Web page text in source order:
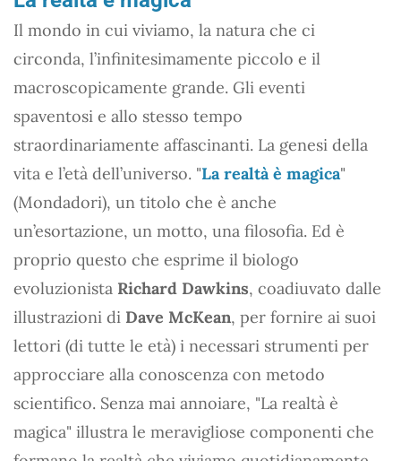
Il mondo in cui viviamo, la natura che ci
circonda, l’infinitesimamente piccolo e il
macroscopicamente grande. Gli eventi
spaventosi e allo stesso tempo
straordinariamente affascinanti. La genesi della
vita e l’età dell’universo. "La realtà è magica"
(Mondadori), un titolo che è anche
un’esortazione, un motto, una filosofia. Ed è
proprio questo che esprime il biologo
evoluzionista Richard Dawkins, coadiuvato dalle
illustrazioni di Dave McKean, per fornire ai suoi
lettori (di tutte le età) i necessari strumenti per
approcciare alla conoscenza con metodo
scientifico. Senza mai annoiare, "La realtà è
magica" illustra le meravigliose componenti che